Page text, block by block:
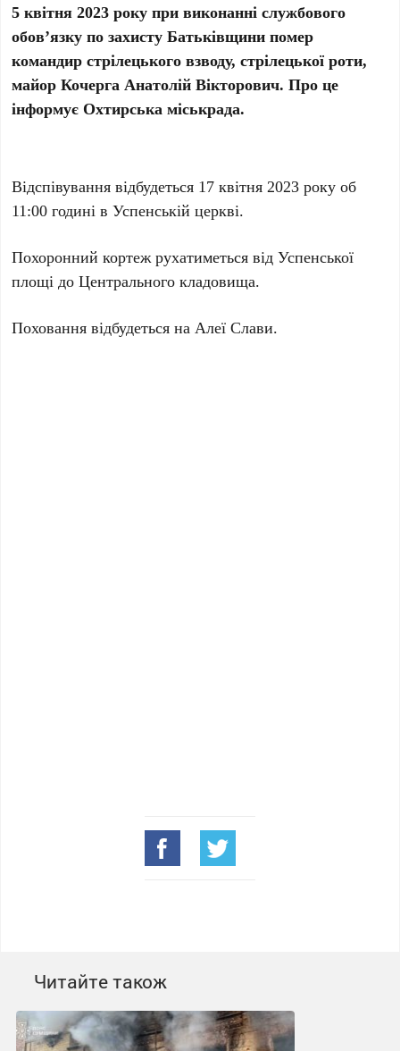
5 квітня 2023 року при виконанні службового
обов’язку по захисту Батьківщини помер
командир стрілецького взводу, стрілецької роти,
майор Кочерга Анатолій Вікторович. Про це
інформує Охтирська міськрада.
Відспівування відбудеться 17 квітня 2023 року об
11:00 годині в Успенській церкві.
Похоронний кортеж рухатиметься від Успенської
площі до Центрального кладовища.
Поховання відбудеться на Алеї Слави.
Читайте також